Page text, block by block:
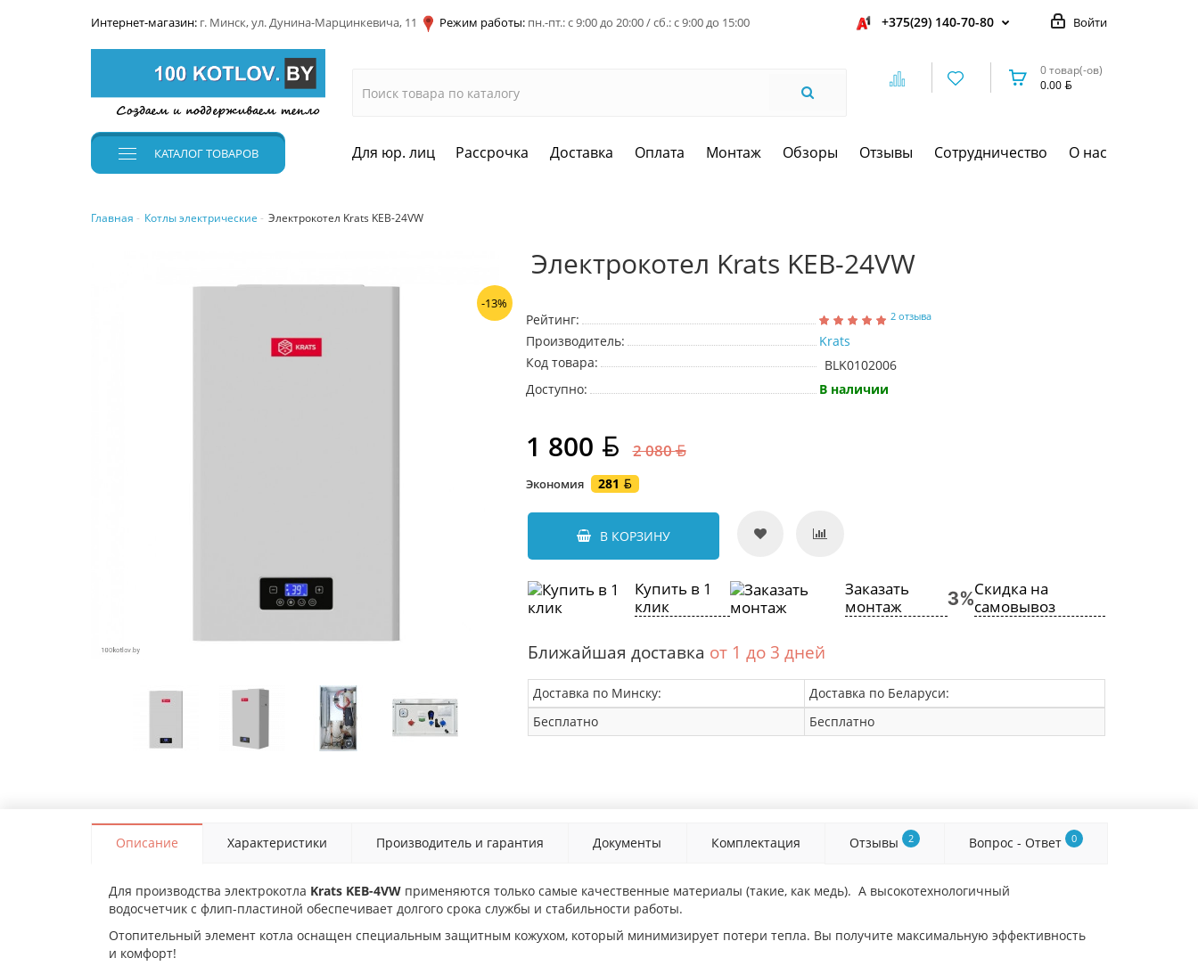
Интернет-магазин: г. Минск, ул. Дунина-Марцинкевича, 11 Режим работы: пн.-пт.: с 9:00 до 20:00 / сб.: с 9:00 до 15:00 Войти
+375(29) 140-70-80
0 товар(-ов)
0.00
КАТАЛОГТОВАРОВ Для юр. лиц Рассрочка Доставка Оплата Монтаж Обзоры Отзывы Сотрудничество О нас
Главная Котлы электрические Электрокотел Krats KEB-24VW
-13%
Электрокотел Krats KEB-24VW
Рейтинг: 2 отзыва
Производитель:
Krats
Код товара:
BLK0102006
Доступно:
В наличии
1 800 2 080
Экономия 281
В КОРЗИНУ
Купить в 1
клик
Заказать
монтаж
Скидка на
самовывоз
Ближайшая доставка от 1 до 3 дней
Доставка по Минску:
Доставка по Беларуси:
Бесплатно
Бесплатно
Описание Характеристики Производитель и гарантия Документы Комплектация Отзывы 2 Вопрос - Ответ 0
Для производства электрокотла Krats KEB-4VW применяются только самые качественные материалы (такие, как медь). А высокотехнологичный
водосчетчик с флип-пластиной обеспечивает долгого срока службы и стабильности работы.
Отопительный элемент котла оснащен специальным защитным кожухом, который минимизирует потери тепла. Вы получите максимальную эффективность
и комфорт!